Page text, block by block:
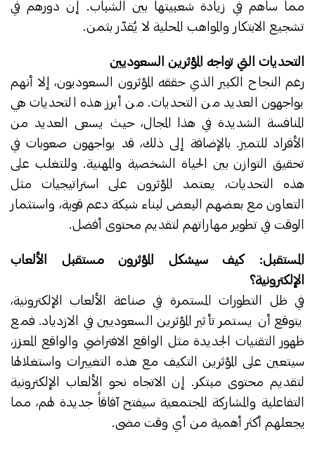
مما ساهم في زيادة شعبيتها بين الشباب. إن دورهم في
تشجيع الابتكار والمواهب المحلية لا يُقدّر بثمن.
التحديات التي تواجه المؤثرين السعوديين
رغم النجاح الكبير الذي حققه المؤثرون السعوديون، إلا أنهم
يواجهون العديد من التحديات. من أبرز هذه التحديات هي
المنافسة الشديدة في هذا المجال، حيث يسعى العديد من
الأفراد للتميز. بالإضافة إلى ذلك، قد يواجهون صعوبات في
تحقيق التوازن بين الحياة الشخصية والمهنية. وللتغلب على
هذه التحديات، يعتمد المؤثرون على استراتيجيات مثل
التعاون مع بعضهم البعض لبناء شبكة دعم قوية، واستثمار
الوقت في تطوير مهاراتهم لتقديم محتوى أفضل.
المستقبل: كيف سيشكل المؤثرون مستقبل الألعاب
الإلكترونية؟
في ظل التطورات المستمرة في صناعة الألعاب الإلكترونية،
يتوقع أن يستمر تأثير المؤثرين السعوديين في الازدياد. فمع
ظهور التقنيات الجديدة مثل الواقع الافتراضي والواقع المعزز،
سيتعين على المؤثرين التكيف مع هذه التغييرات واستغلالها
لتقديم محتوى مبتكر. إن الاتجاه نحو الألعاب الإلكترونية
التفاعلية والمشاركة المجتمعية سيفتح آفاقاً جديدة لهم، مما
يجعلهم أكثر أهمية من أي وقت مضى.